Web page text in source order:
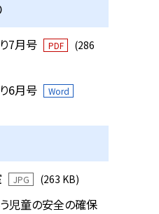
7月号 PDF
(286
6月号 Word
JPG (263 KB)
児童の安全の確保